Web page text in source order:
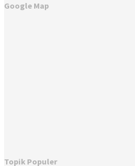
Google Map
Topik Populer